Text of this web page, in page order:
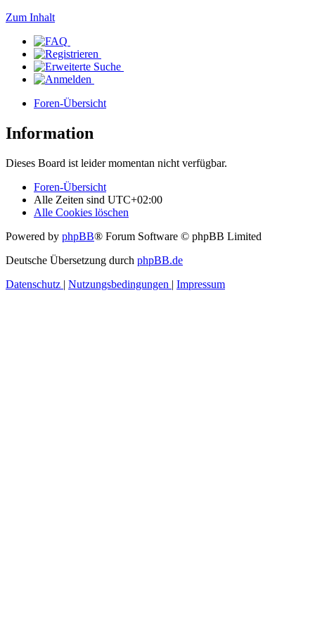
Zum Inhalt
Foren-Übersicht
Information
Dieses Board ist leider momentan nicht verfügbar.
Foren-Übersicht
Alle Zeiten sind UTC+02:00
Alle Cookies löschen
Powered by phpBB® Forum Software © phpBB Limited
Deutsche Übersetzung durch phpBB.de
Datenschutz | Nutzungsbedingungen | Impressum